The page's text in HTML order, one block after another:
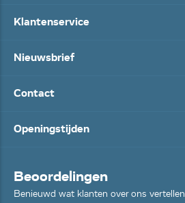
Klantenservice
Nieuwsbrief
Contact
Openingstijden
Beoordelingen
Benieuwd wat klanten over ons vertellen